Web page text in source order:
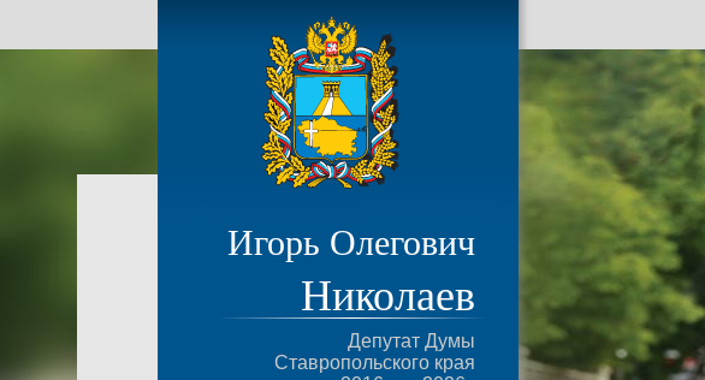
Игорь Олегович
Николаев
Депутат Думы
Ставропольского края